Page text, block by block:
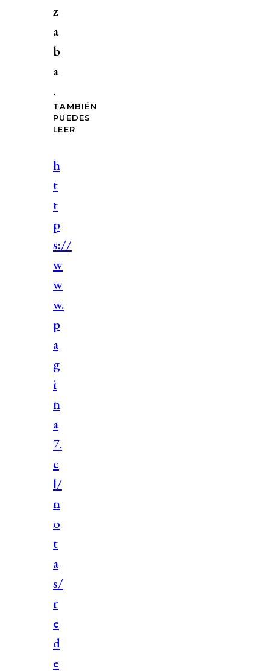
z
a
b
a
.
TAMBIÉN
PUEDES
LEER